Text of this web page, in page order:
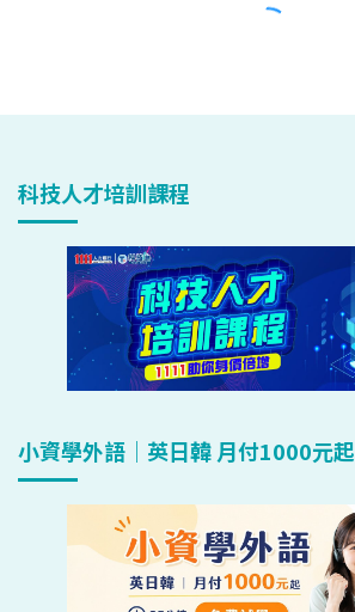
科技人才培訓課程
小資學外語｜英日韓 月付1000元起